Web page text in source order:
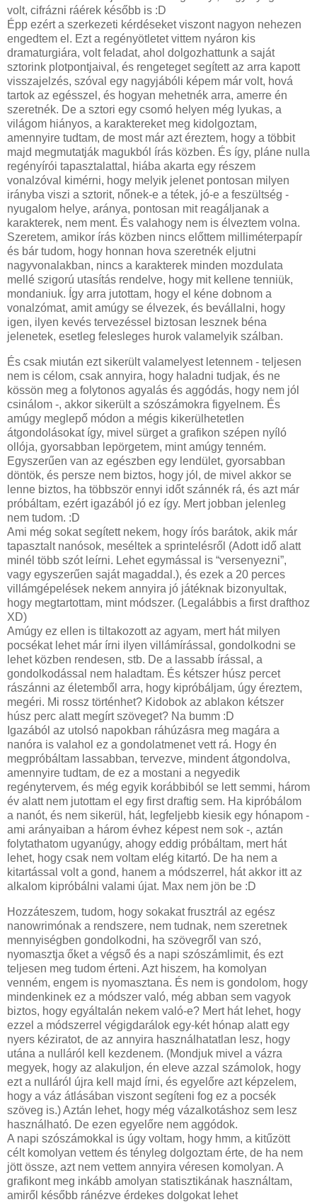
volt, cifrázni ráérek később is :D
Épp ezért a szerkezeti kérdéseket viszont nagyon nehezen
engedtem el. Ezt a regényötletet vittem nyáron kis
dramaturgiára, volt feladat, ahol dolgozhattunk a saját
sztorink plotpontjaival, és rengeteget segített az arra kapott
visszajelzés, szóval egy nagyjábóli képem már volt, hová
tartok az egésszel, és hogyan mehetnék arra, amerre én
szeretnék. De a sztori egy csomó helyen még lyukas, a
világom hiányos, a karaktereket meg kidolgoztam,
amennyire tudtam, de most már azt éreztem, hogy a többit
majd megmutatják magukból írás közben. És így, pláne nulla
regényírói tapasztalattal, hiába akarta egy részem
vonalzóval kimérni, hogy melyik jelenet pontosan milyen
irányba viszi a sztorit, nőnek-e a tétek, jó-e a feszültség -
nyugalom helye, aránya, pontosan mit reagáljanak a
karakterek, nem ment. És valahogy nem is élveztem volna.
Szeretem, amikor írás közben nincs előttem milliméterpapír
és bár tudom, hogy honnan hova szeretnék eljutni
nagyvonalakban, nincs a karakterek minden mozdulata
mellé szigorú utasítás rendelve, hogy mit kellene tenniük,
mondaniuk. Így arra jutottam, hogy el kéne dobnom a
vonalzómat, amit amúgy se élvezek, és bevállalni, hogy
igen, ilyen kevés tervezéssel biztosan lesznek béna
jelenetek, esetleg felesleges hurok valamelyik szálban.
És csak miután ezt sikerült valamelyest letennem - teljesen
nem is célom, csak annyira, hogy haladni tudjak, és ne
kössön meg a folytonos agyalás és aggódás, hogy nem jól
csinálom -, akkor sikerült a szószámokra figyelnem. És
amúgy meglepő módon a mégis kikerülhetetlen
átgondolásokat így, mivel sürget a grafikon szépen nyíló
ollója, gyorsabban lepörgetem, mint amúgy tenném.
Egyszerűen van az egészben egy lendület, gyorsabban
döntök, és persze nem biztos, hogy jól, de mivel akkor se
lenne biztos, ha többször ennyi időt szánnék rá, és azt már
próbáltam, ezért igazából jó ez így. Mert jobban jelenleg
nem tudom. :D
Ami még sokat segített nekem, hogy írós barátok, akik már
tapasztalt nanósok, meséltek a sprintelésről (Adott idő alatt
minél több szót leírni. Lehet egymással is “versenyezni”,
vagy egyszerűen saját magaddal.), és ezek a 20 perces
villámgépelések nekem annyira jó játéknak bizonyultak,
hogy megtartottam, mint módszer. (Legalábbis a first drafthoz
XD)
Amúgy ez ellen is tiltakozott az agyam, mert hát milyen
pocsékat lehet már írni ilyen villámírással, gondolkodni se
lehet közben rendesen, stb. De a lassabb írással, a
gondolkodással nem haladtam. És kétszer húsz percet
rászánni az életemből arra, hogy kipróbáljam, úgy éreztem,
megéri. Mi rossz történhet? Kidobok az ablakon kétszer
húsz perc alatt megírt szöveget? Na bumm :D
Igazából az utolsó napokban ráhúzásra meg magára a
nanóra is valahol ez a gondolatmenet vett rá. Hogy én
megpróbáltam lassabban, tervezve, mindent átgondolva,
amennyire tudtam, de ez a mostani a negyedik
regénytervem, és még egyik korábbiból se lett semmi, három
év alatt nem jutottam el egy first draftig sem. Ha kipróbálom
a nanót, és nem sikerül, hát, legfeljebb kiesik egy hónapom -
ami arányaiban a három évhez képest nem sok -, aztán
folytathatom ugyanúgy, ahogy eddig próbáltam, mert hát
lehet, hogy csak nem voltam elég kitartó. De ha nem a
kitartással volt a gond, hanem a módszerrel, hát akkor itt az
alkalom kipróbálni valami újat. Max nem jön be :D
Hozzáteszem, tudom, hogy sokakat frusztrál az egész
nanowrimónak a rendszere, nem tudnak, nem szeretnek
mennyiségben gondolkodni, ha szövegről van szó,
nyomasztja őket a végső és a napi szószámlimit, és ezt
teljesen meg tudom érteni. Azt hiszem, ha komolyan
venném, engem is nyomasztana. És nem is gondolom, hogy
mindenkinek ez a módszer való, még abban sem vagyok
biztos, hogy egyáltalán nekem való-e? Mert hát lehet, hogy
ezzel a módszerrel végigdarálok egy-két hónap alatt egy
nyers kéziratot, de az annyira használhatatlan lesz, hogy
utána a nulláról kell kezdenem. (Mondjuk mivel a vázra
megyek, hogy az alakuljon, én eleve azzal számolok, hogy
ezt a nulláról újra kell majd írni, és egyelőre azt képzelem,
hogy a váz átlásában viszont segíteni fog ez a pocsék
szöveg is.) Aztán lehet, hogy még vázalkotáshoz sem lesz
használható. De ezen egyelőre nem aggódok.
A napi szószámokkal is úgy voltam, hogy hmm, a kitűzött
célt komolyan vettem és tényleg dolgoztam érte, de ha nem
jött össze, azt nem vettem annyira véresen komolyan. A
grafikont meg inkább amolyan statisztikának használtam,
amiről később ránézve érdekes dolgokat lehet